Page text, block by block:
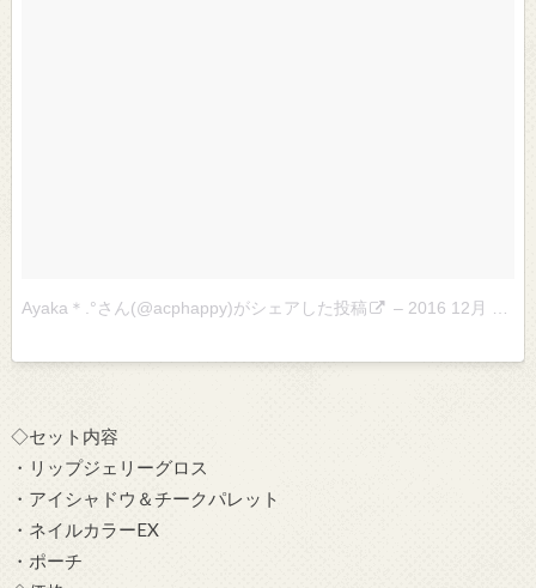
Ayaka＊.°さん(@acphappy)がシェアした投稿 – 2016 12月 27 2:10午前 PST
◇セット内容
・リップジェリーグロス
・アイシャドウ＆チークパレット
・ネイルカラーEX
・ポーチ